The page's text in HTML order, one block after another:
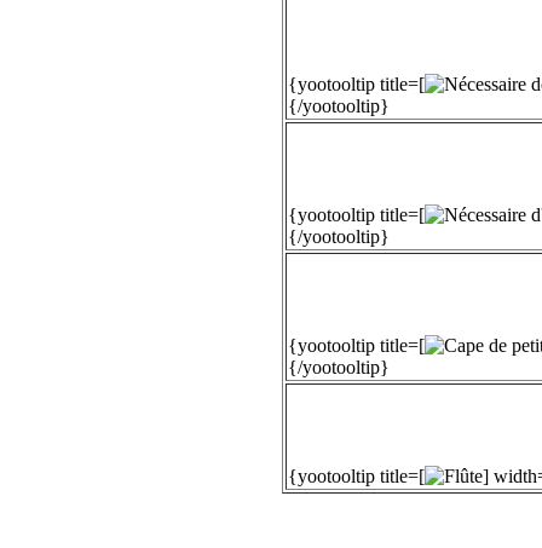
{yootooltip title=[
{/yootooltip}
{yootooltip title=[
{/yootooltip}
{yootooltip title=[
{/yootooltip}
{yootooltip title=[ ]